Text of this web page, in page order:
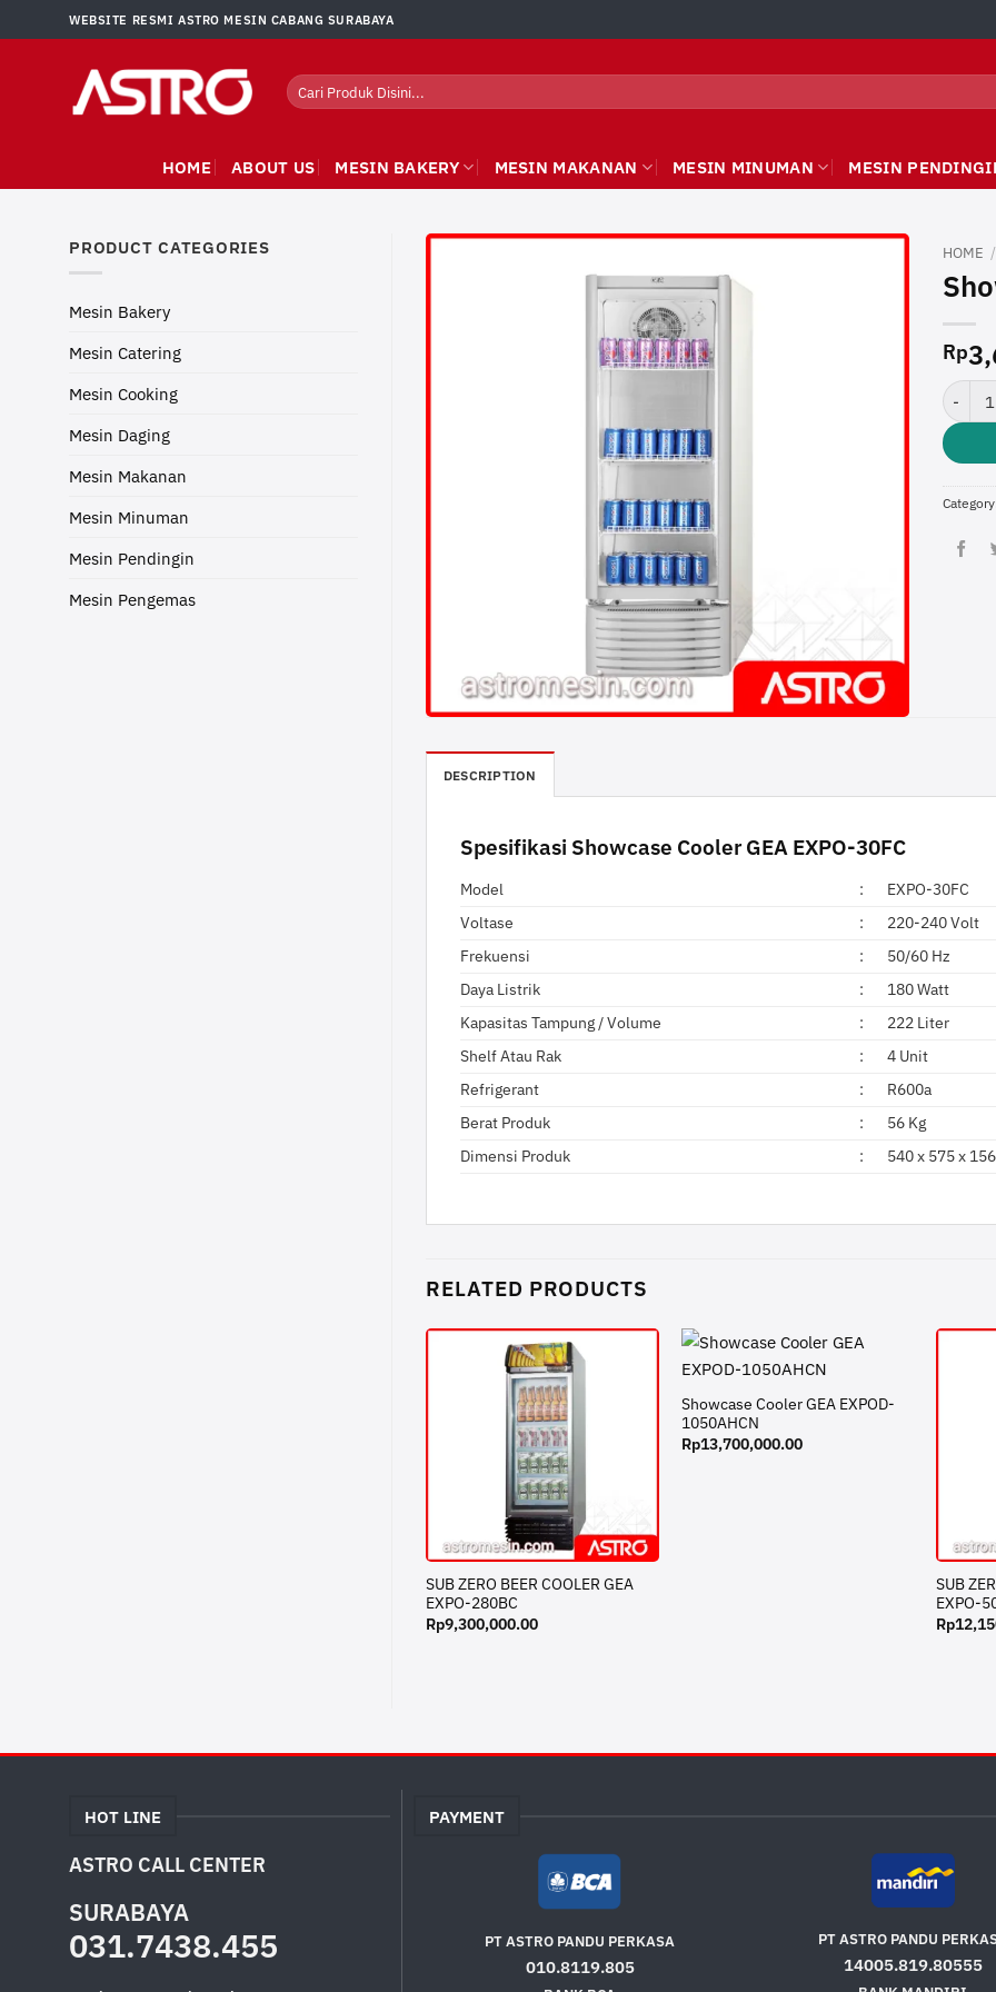
to
WEBSITE RESMI ASTRO MESIN CABANG SURABAYA
Search
for:
HOME ABOUT US MESIN BAKERY MESIN MAKANAN MESIN MINUMAN MESIN
PRODUCT CATEGORIES
Mesin Bakery
Mesin Catering
Mesin Cooking
Mesin Daging
Mesin Makanan
Mesin Minuman
Mesin Pendingin
Mesin Pengemas
HOME /
Rp
DESCRIPTION
Spesifikasi Showcase Cooler GEA EXPO-30FC
Model :
EXPO-30FC
Voltase
:
220-240 Volt
Frekuensi
:
50/60 Hz
Daya Listrik
:
180 Watt
Kapasitas Tampung / Volume
:
222 Liter
Shelf Atau Rak
:
4 Unit
Refrigerant
:
R600a
Berat Produk
:
56 Kg
Dimensi Produk
: 540 x 575 x
RELATED PRODUCTS
SUB ZERO BEER COOLER GEA
EXPO-280BC
Rp9,300,000.00
Showcase Cooler GEA EXPOD-
1050AHCN
Rp13,700,000.00
SUB
EXPO-
Rp
HOT LINE
ASTRO CALL CENTER
SURABAYA
031.7438.455
PAYMENT
PT ASTRO PANDU PERKASA
010.8119.805
PT ASTRO PANDU
14005.819.80555